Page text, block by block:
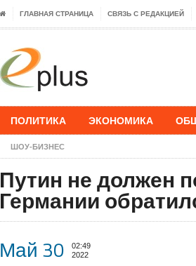
ГЛАВНАЯ СТРАНИЦА СВЯЗЬ С РЕДАКЦИЕЙ
ПОЛИТИКА ЭКОНОМИКА
ШОУ-БИЗНЕС
Путин не должен
Германии
Май 30
02:49
2022